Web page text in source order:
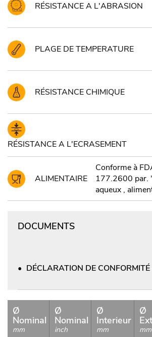
RÉSISTANCE A L'ABRASION
PLAGE DE TEMPERATURE
RÉSISTANCE CHIMIQUE
RÉSISTANCE A L'ECRASEMENT
ALIMENTAIRE
Conforme à
177.2600 par.
aqueux ,
DOCUMENTS
DÉCLARATION DE
Ø
Nominal
mm
Ø
Nominal
inch
Ø
Interieur
mm
Ø
mm